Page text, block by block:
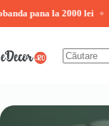
la 2000 lei ◆ 🚚
conținut